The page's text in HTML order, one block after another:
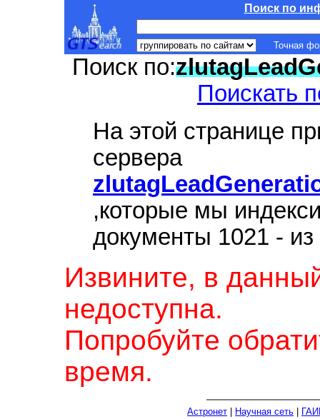
Поиск по
Точная
Поиск по:
Поискать
На этой странице
сервера
,которые мы
документы 1021 - из
Извините, в
недоступна.
Попробуйте
время.
Астронет Научная сеть